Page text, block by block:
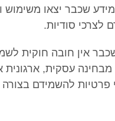
שכבר יצאו משימוש
לצרכי סודיות.
אין חובה חוקית
עסקית, ארגונית
פרטיות להשמידם בצורה